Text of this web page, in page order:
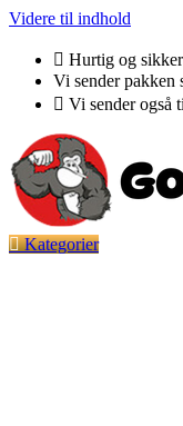
Videre til indhold
Hurtig og
Vi sender pakken
Vi sender også
Kategorier